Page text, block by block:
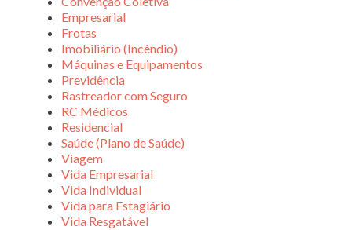
Empresarial
Frotas
Imobiliário (Incêndio)
Máquinas e Equipamentos
Previdência
Rastreador com Seguro
RC Médicos
Residencial
Saúde (Plano de Saúde)
Viagem
Vida Empresarial
Vida Individual
Vida para Estagiário
Vida Resgatável